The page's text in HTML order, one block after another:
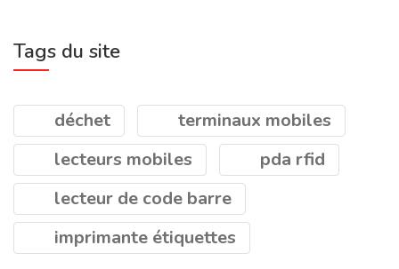
Tags du site
déchet
terminaux mobiles
lecteurs mobiles
pda rfid
lecteur de code barre
imprimante étiquettes